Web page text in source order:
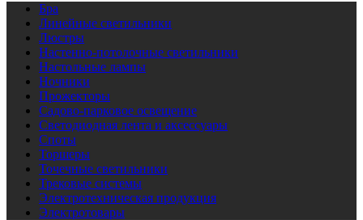
Бра
Линейные светильники
Люстры
Настенно-потолочные светильники
Настольные лампы
Ночники
Прожекторы
Садово-парковое освещение
Светодиодная лента и аксессуары
Споты
Торшеры
Точечные светильники
Трековые системы
Электротехническая продукция
Электротовары